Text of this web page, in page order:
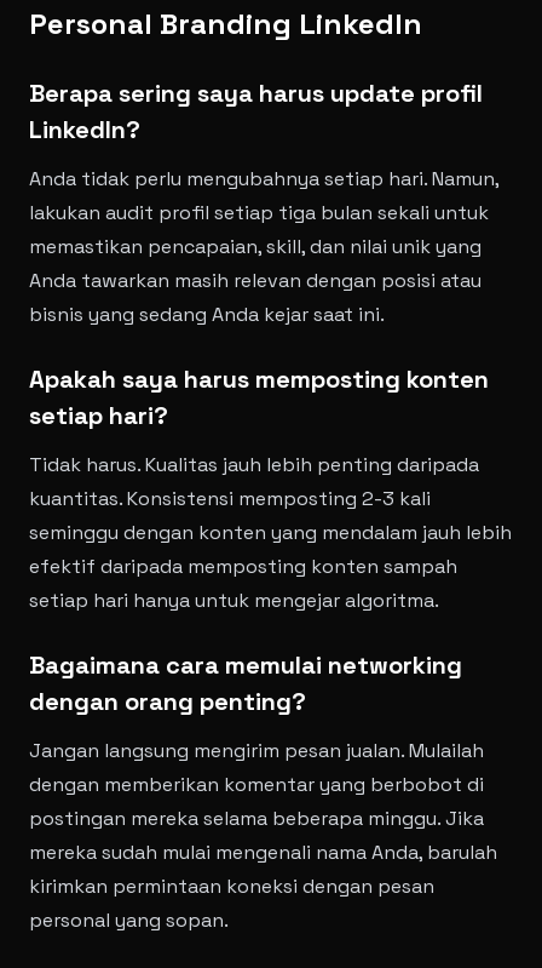
Personal Branding LinkedIn
Berapa sering saya harus update profil
LinkedIn?
Anda tidak perlu mengubahnya setiap hari. Namun,
lakukan audit profil setiap tiga bulan sekali untuk
memastikan pencapaian, skill, dan nilai unik yang
Anda tawarkan masih relevan dengan posisi atau
bisnis yang sedang Anda kejar saat ini.
Apakah saya harus memposting konten
setiap hari?
Tidak harus. Kualitas jauh lebih penting daripada
kuantitas. Konsistensi memposting 2-3 kali
seminggu dengan konten yang mendalam jauh lebih
efektif daripada memposting konten sampah
setiap hari hanya untuk mengejar algoritma.
Bagaimana cara memulai networking
dengan orang penting?
Jangan langsung mengirim pesan jualan. Mulailah
dengan memberikan komentar yang berbobot di
postingan mereka selama beberapa minggu. Jika
mereka sudah mulai mengenali nama Anda, barulah
kirimkan permintaan koneksi dengan pesan
personal yang sopan.